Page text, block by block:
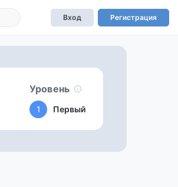
Вход Регистрация
Уровень
1 Первый